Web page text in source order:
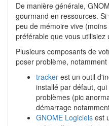
De manière générale,
gourmand en ressources.
peu de mémoire vive
préférable que vous utilisiez
Plusieurs composants de
poser problème, notamment
tracker est un outil
installé par défaut,
problèmes (pic
démarrage
GNOME Logiciels est